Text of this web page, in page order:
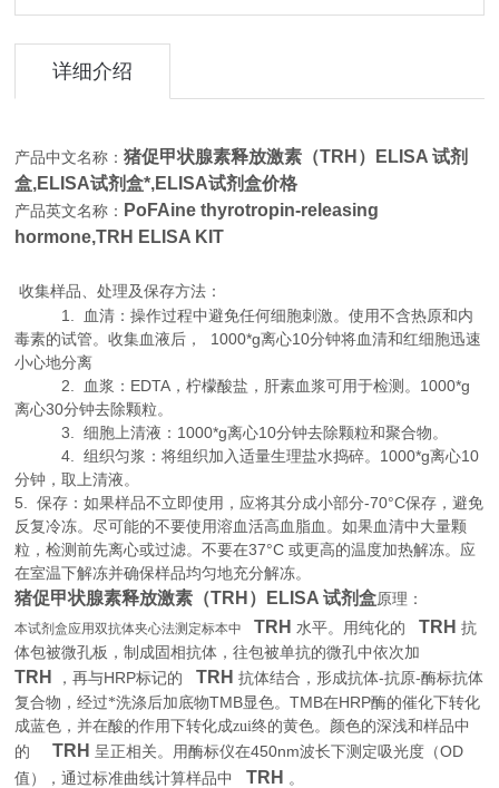
详细介绍
产品中文名称：猪促甲状腺素释放激素（TRH）ELISA 试剂
盒,ELISA试剂盒*,ELISA试剂盒价格
产品英文名称： PoFAine thyrotropin-releasing
hormone,TRH ELISA KIT
收集样品、处理及保存方法：
1. 血清：操作过程中避免任何细胞刺激。使用不含热原和内
毒素的试管。收集血液后， 1000*g离心10分钟将血清和红细胞迅速
小心地分离
2. 血浆：EDTA，柠檬酸盐，肝素血浆可用于检测。1000*g
离心30分钟去除颗粒。
3. 细胞上清液：1000*g离心10分钟去除颗粒和聚合物。
4. 组织匀浆：将组织加入适量生理盐水捣碎。1000*g离心10
分钟，取上清液。
5. 保存：如果样品不立即使用，应将其分成小部分-70°C保存，避免
反复冷冻。尽可能的不要使用溶血活高血脂血。如果血清中大量颗
粒，检测前先离心或过滤。不要在37°C 或更高的温度加热解冻。应
在室温下解冻并确保样品均匀地充分解冻。
猪促甲状腺素释放激素（TRH）ELISA 试剂盒原理：
本试剂盒应用双抗体夹心法测定标本中 TRH 水平。用纯化的 TRH 抗
体包被微孔板，制成固相抗体，往包被单抗的微孔中依次加
TRH ，再与HRP标记的 TRH 抗体结合，形成抗体-抗原-酶标抗体
复合物，经过*洗涤后加底物TMB显色。TMB在HRP酶的催化下转化
成蓝色，并在酸的作用下转化成zui终的黄色。颜色的深浅和样品中
的
TRH 呈正相关。用酶标仪在450nm波长下测定吸光度（OD
值），通过标准曲线计算样品中 TRH 。